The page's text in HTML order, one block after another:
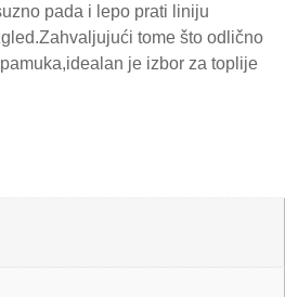
pada i lepo prati liniju
tome što odlično
je izbor za toplije